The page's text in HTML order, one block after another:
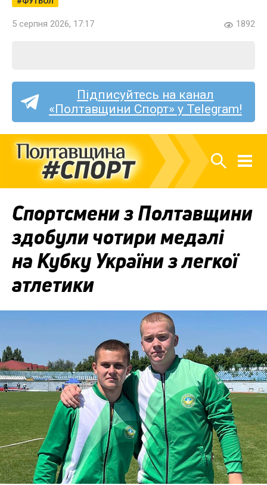
5 серпня 2026, 17:17 1892
Підписуйтесь на канал
«Полтавщини Спорт» у Telegram!
Спортсмени з Полтавщини
здобули чотири медалі
на Кубку України з легкої
атлетики